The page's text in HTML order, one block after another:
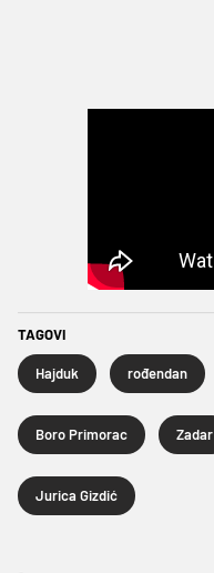
TAGOVI
Hajduk rođendan
Boro Primorac Zadar
Jurica Gizdić